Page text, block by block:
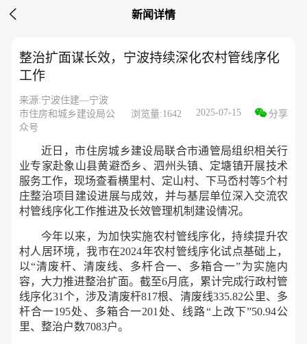
 新闻详情
整治扩面谋长效，宁波持续深化农村管线序化
工作
来源:宁波住建—宁波
市住房和城乡建设局公
众号
浏览量:1642 2025-07-15 分享
近日，市住房城乡建设局联合市通管局组织相关行
业专家赴象山县黄避岙乡、泗州头镇、定塘镇开展技术
服务工作，现场查看横里村、定山村、下马岙村等5个村
庄整治项目建设进展与成效，并与基层单位深入交流农
村管线序化工作推进及长效管理机制建设情况。
今年以来，为加快实施农村管线序化，持续提升农
村人居环境，我市在2024年农村管线序化试点基础上，
以“清废杆、清废线、多杆合一、多箱合一”为实施内
容，大力推进整治扩面。截至6月底，累计完成行政村管
线序化31个，涉及清废杆817根、清废线335.82公里、多
杆合一195处、多箱合一201处、线路“上改下”50.94公
里、整治户数7083户。